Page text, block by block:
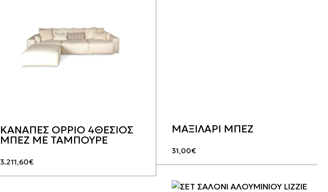
ΚΑΝΑΠΕΣ OPPIO 4ΘΕΣΙΟΣ
ΜΠΕΖ ΜΕ ΤΑΜΠΟΥΡΕ
3.211,60€
ΜΑΞΙΛΑΡΙ ΜΠΕΖ
31,00€